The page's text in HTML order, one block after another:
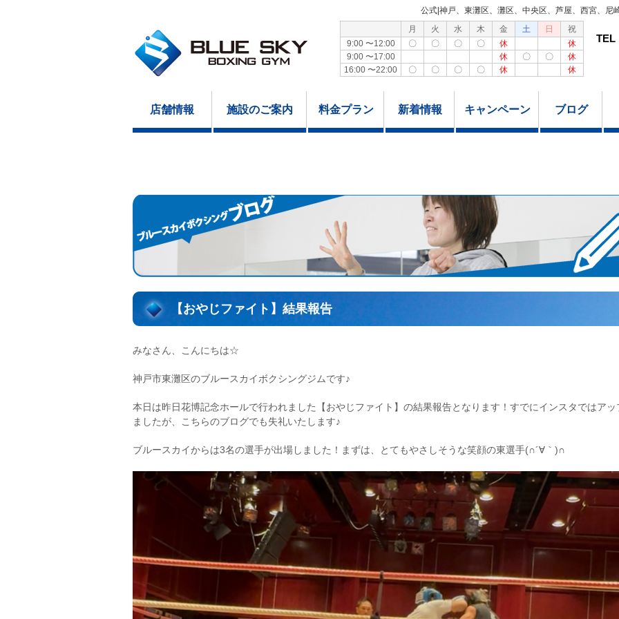
公式|神戸、東灘区、灘区、中央区、芦屋、西宮、
月
火 水 木 金 土 日
祝
9:00 〜12:00
〇 〇 〇 〇 休
休
9:00 〜17:00
休 〇 〇
休
16:00 〜22:00
〇 〇 〇 〇 休 休
TEL
店舗情報 施設のご案内 料金プラン 新着情報 キャンペーン ブログ
【おやじファイト】結果報告
みなさん、こんにちは☆
神戸市東灘区のブルースカイボクシングジムです♪
本日は昨日花博記念ホールで行われました【おやじファイト】の結果報告となります！すでにインスタではアッ
ましたが、こちらのブログでも失礼いたします♪
ブルースカイからは3名の選手が出場しました！まずは、とてもやさしそうな笑顔の東選手(∩´∀｀)∩